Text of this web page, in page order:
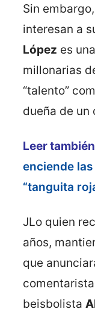
Sin
interesan a
López es
millonarias
“talento”
dueña de un
Leer
enciende
“tanguita
JLo quien
años,
que
beisbolista